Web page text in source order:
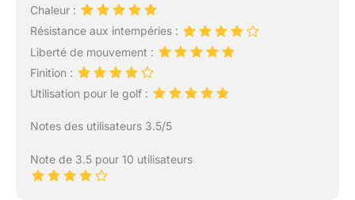
Chaleur :
Résistance aux intempéries :
Liberté de mouvement :
Finition :
Utilisation pour le golf :
Notes des utilisateurs 3.5/5
Note de 3.5 pour 10 utilisateurs